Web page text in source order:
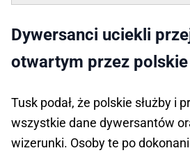
Dywersanci uciekli
otwartym przez polskie
Tusk podał, że polskie służby i
wszystkie dane dywersantów
wizerunki. Osoby te po